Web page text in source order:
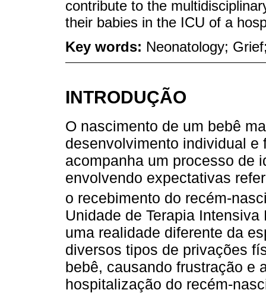
contribute to the
their babies in the ICU of a
Key words: Neonatology;
INTRODUÇÃO
O nascimento de um bebê
desenvolvimento individual
acompanha um processo de
envolvendo expectativas
o recebimento do recém-
Unidade de Terapia
uma realidade diferente da
diversos tipos de privações
bebê, causando frustração e
hospitalização do recém-